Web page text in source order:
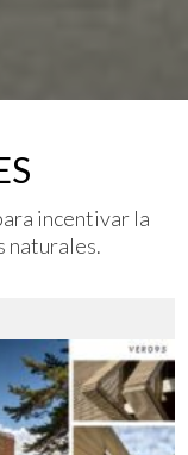
incentivar la
naturales.